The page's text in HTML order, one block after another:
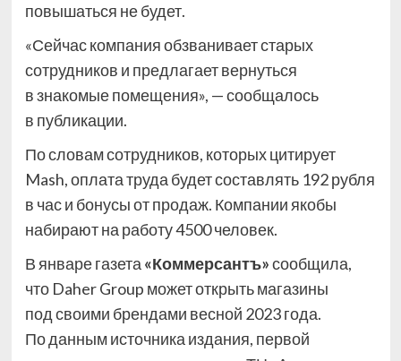
повышаться не будет.
«Сейчас компания обзванивает старых
сотрудников и предлагает вернуться
в знакомые помещения», — сообщалось
в публикации.
По словам сотрудников, которых цитирует
Mash, оплата труда будет составлять 192 рубля
в час и бонусы от продаж. Компании якобы
набирают на работу 4500 человек.
В январе газета «Коммерсантъ»сообщила,
что Daher Group может открыть магазины
под своими брендами весной 2023 года.
По данным источника издания, первой